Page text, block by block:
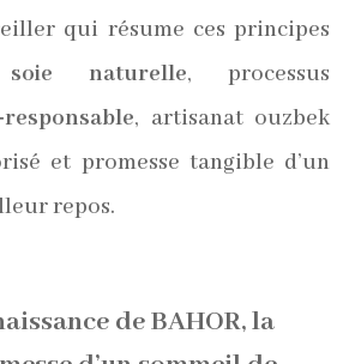
qui résume ces principes
soie naturelle, processus
, artisanat ouzbek
et promesse tangible d’un
repos.
de BAHOR, la